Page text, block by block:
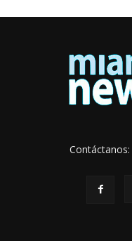
Contáctanos: